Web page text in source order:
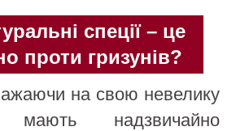
спеції – це
проти гризунів?
на свою невелику
мають надзвичайно